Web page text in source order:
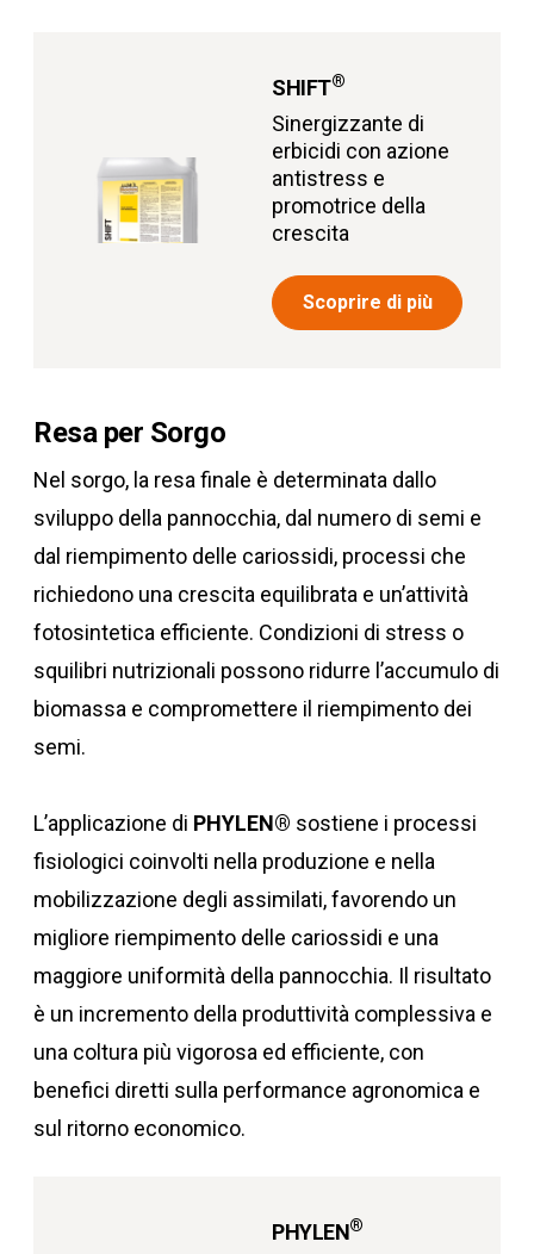
SHIFT®
Sinergizzante di
erbicidi con azione
antistress e
promotrice della
crescita
Scoprire di più
Resa per Sorgo
Nel sorgo, la resa finale è determinata dallo
sviluppo della pannocchia, dal numero di semi e
dal riempimento delle cariossidi, processi che
richiedono una crescita equilibrata e un’attività
fotosintetica efficiente. Condizioni di stress o
squilibri nutrizionali possono ridurre l’accumulo di
biomassa e compromettere il riempimento dei
semi.
L’applicazione di PHYLEN® sostiene i processi
fisiologici coinvolti nella produzione e nella
mobilizzazione degli assimilati, favorendo un
migliore riempimento delle cariossidi e una
maggiore uniformità della pannocchia. Il risultato
è un incremento della produttività complessiva e
una coltura più vigorosa ed efficiente, con
benefici diretti sulla performance agronomica e
sul ritorno economico.
PHYLEN®